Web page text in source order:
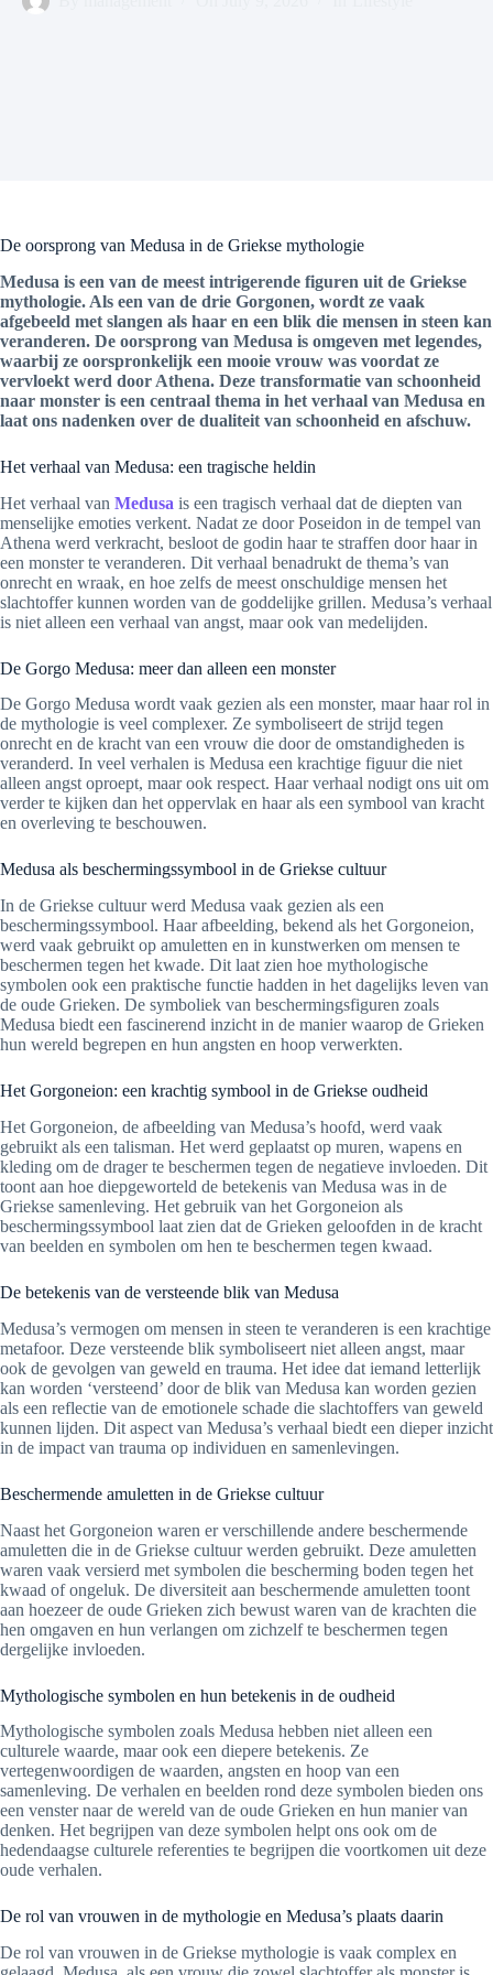
De oorsprong van Medusa in de Griekse mythologie
Medusa is een van de meest intrigerende figuren uit de Griekse
mythologie. Als een van de drie Gorgonen, wordt ze vaak
afgebeeld met slangen als haar en een blik die mensen in steen kan
veranderen. De oorsprong van Medusa is omgeven met legendes,
waarbij ze oorspronkelijk een mooie vrouw was voordat ze
vervloekt werd door Athena. Deze transformatie van schoonheid
naar monster is een centraal thema in het verhaal van Medusa en
laat ons nadenken over de dualiteit van schoonheid en afschuw.
Het verhaal van Medusa: een tragische heldin
Het verhaal van Medusa is een tragisch verhaal dat de diepten van
menselijke emoties verkent. Nadat ze door Poseidon in de tempel van
Athena werd verkracht, besloot de godin haar te straffen door haar in
een monster te veranderen. Dit verhaal benadrukt de thema’s van
onrecht en wraak, en hoe zelfs de meest onschuldige mensen het
slachtoffer kunnen worden van de goddelijke grillen. Medusa’s verhaal
is niet alleen een verhaal van angst, maar ook van medelijden.
De Gorgo Medusa: meer dan alleen een monster
De Gorgo Medusa wordt vaak gezien als een monster, maar haar rol in
de mythologie is veel complexer. Ze symboliseert de strijd tegen
onrecht en de kracht van een vrouw die door de omstandigheden is
veranderd. In veel verhalen is Medusa een krachtige figuur die niet
alleen angst oproept, maar ook respect. Haar verhaal nodigt ons uit om
verder te kijken dan het oppervlak en haar als een symbool van kracht
en overleving te beschouwen.
Medusa als beschermingssymbool in de Griekse cultuur
In de Griekse cultuur werd Medusa vaak gezien als een
beschermingssymbool. Haar afbeelding, bekend als het Gorgoneion,
werd vaak gebruikt op amuletten en in kunstwerken om mensen te
beschermen tegen het kwade. Dit laat zien hoe mythologische
symbolen ook een praktische functie hadden in het dagelijks leven van
de oude Grieken. De symboliek van beschermingsfiguren zoals
Medusa biedt een fascinerend inzicht in de manier waarop de Grieken
hun wereld begrepen en hun angsten en hoop verwerkten.
Het Gorgoneion: een krachtig symbool in de Griekse oudheid
Het Gorgoneion, de afbeelding van Medusa’s hoofd, werd vaak
gebruikt als een talisman. Het werd geplaatst op muren, wapens en
kleding om de drager te beschermen tegen de negatieve invloeden. Dit
toont aan hoe diepgeworteld de betekenis van Medusa was in de
Griekse samenleving. Het gebruik van het Gorgoneion als
beschermingssymbool laat zien dat de Grieken geloofden in de kracht
van beelden en symbolen om hen te beschermen tegen kwaad.
De betekenis van de versteende blik van Medusa
Medusa’s vermogen om mensen in steen te veranderen is een krachtige
metafoor. Deze versteende blik symboliseert niet alleen angst, maar
ook de gevolgen van geweld en trauma. Het idee dat iemand letterlijk
kan worden ‘versteend’ door de blik van Medusa kan worden gezien
als een reflectie van de emotionele schade die slachtoffers van geweld
kunnen lijden. Dit aspect van Medusa’s verhaal biedt een dieper inzicht
in de impact van trauma op individuen en samenlevingen.
Beschermende amuletten in de Griekse cultuur
Naast het Gorgoneion waren er verschillende andere beschermende
amuletten die in de Griekse cultuur werden gebruikt. Deze amuletten
waren vaak versierd met symbolen die bescherming boden tegen het
kwaad of ongeluk. De diversiteit aan beschermende amuletten toont
aan hoezeer de oude Grieken zich bewust waren van de krachten die
hen omgaven en hun verlangen om zichzelf te beschermen tegen
dergelijke invloeden.
Mythologische symbolen en hun betekenis in de oudheid
Mythologische symbolen zoals Medusa hebben niet alleen een
culturele waarde, maar ook een diepere betekenis. Ze
vertegenwoordigen de waarden, angsten en hoop van een
samenleving. De verhalen en beelden rond deze symbolen bieden ons
een venster naar de wereld van de oude Grieken en hun manier van
denken. Het begrijpen van deze symbolen helpt ons ook om de
hedendaagse culturele referenties te begrijpen die voortkomen uit deze
oude verhalen.
De rol van vrouwen in de mythologie en Medusa’s plaats daarin
De rol van vrouwen in de Griekse mythologie is vaak complex en